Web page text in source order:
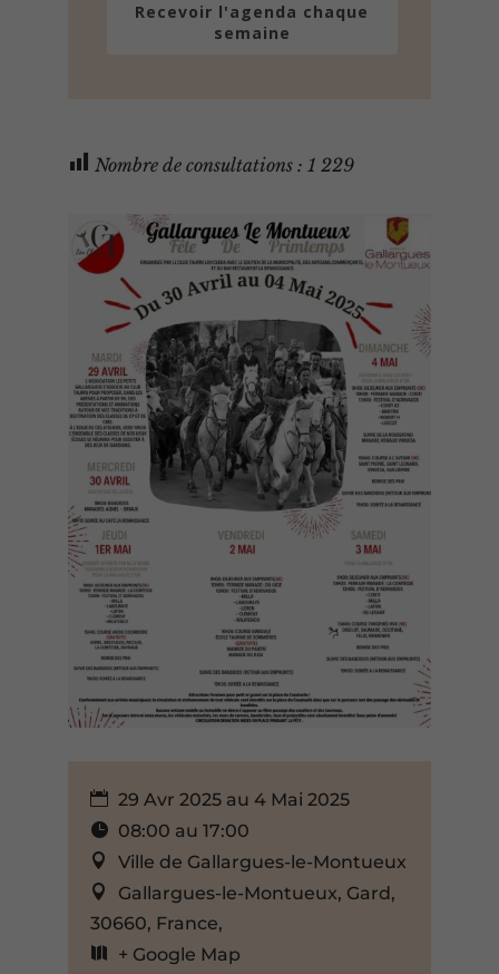
Recevoir l'agenda chaque
semaine
Nombre de consultations : 1 229
29 Avr 2025 au 4 Mai 2025
08:00 au 17:00
Ville de Gallargues-le-Montueux
Gallargues-le-Montueux, Gard,
30660, France,
+ Google Map